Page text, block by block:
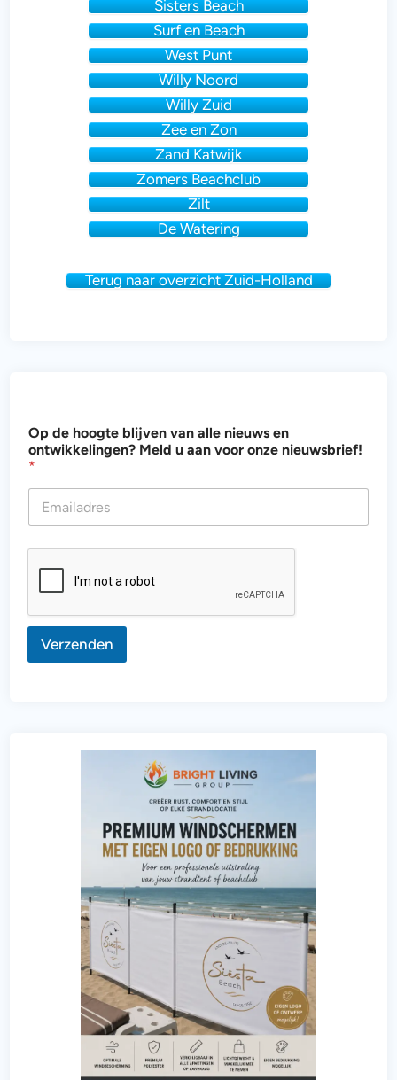
Sisters Beach
Surf en Beach
West Punt
Willy Noord
Willy Zuid
Zee en Zon
Zand Katwijk
Zomers Beachclub
Zilt
De Watering
Terug naar overzicht Zuid-Holland
i
e
u
w
b
i
v
Op de hoogte blijven van alle nieuws en
ontwikkelingen? Meld u aan voor onze nieuwsbrief!
*
Verzenden